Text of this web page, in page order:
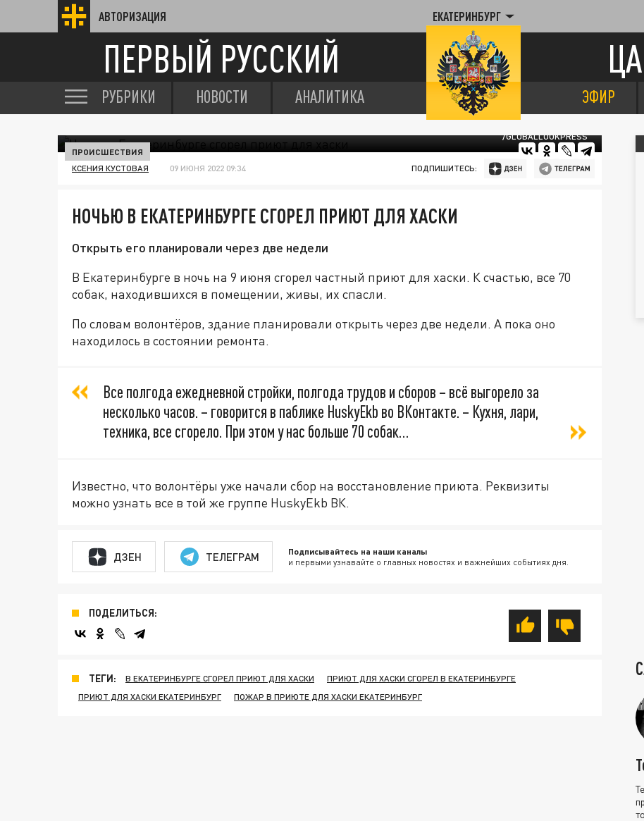
АВТОРИЗАЦИЯ ЕКАТЕРИНБУРГ
ПЕРВЫЙ РУССКИЙ
РУБРИКИ НОВОСТИ АНАЛИТИКА ЭФИР
/GLOBALLOOKPRESS
ПРОИСШЕСТВИЯ
КСЕНИЯ КУСТОВАЯ 09 ИЮНЯ 2022 09:34 ПОДПИШИТЕСЬ:
НОЧЬЮ В ЕКАТЕРИНБУРГЕ СГОРЕЛ ПРИЮТ ДЛЯ ХАСКИ
Открыть его планировали через две недели
В Екатеринбурге в ночь на 9 июня сгорел частный приют для хаски. К счастью, все 70
собак, находившихся в помещении, живы, их спасли.
По словам волонтёров, здание планировали открыть через две недели. А пока оно
находилось в состоянии ремонта.
Все полгода ежедневной стройки, полгода трудов и сборов – всё выгорело за
несколько часов. – говорится в паблике HuskyEkb во ВКонтакте. – Кухня, лари,
техника, все сгорело. При этом у нас больше 70 собак…
Известно, что волонтёры уже начали сбор на восстановление приюта. Реквизиты
можно узнать все в той же группе HuskyEkb ВК.
ДЗЕН ТЕЛЕГРАМ Подписывайтесь на наши каналы
и первыми узнавайте о главных новостях и важнейших событиях дня.
ПОДЕЛИТЬСЯ:
ТЕГИ: В ЕКАТЕРИНБУРГЕ СГОРЕЛ ПРИЮТ ДЛЯ ХАСКИ
ПРИЮТ ДЛЯ ХАСКИ СГОРЕЛ В ЕКАТЕРИНБУРГЕ
ПРИЮТ ДЛЯ ХАСКИ ЕКАТЕРИНБУРГ
ПОЖАР В ПРИЮТЕ ДЛЯ ХАСКИ ЕКАТЕРИНБУРГ